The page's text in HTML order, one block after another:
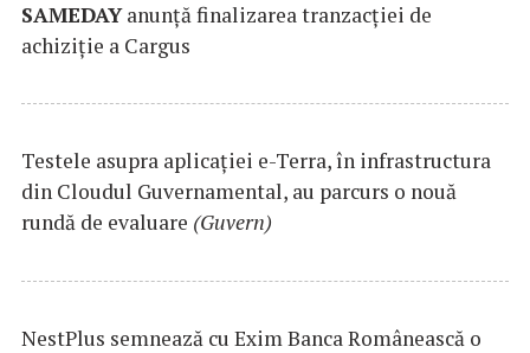
SAMEDAYanunță finalizarea tranzacției de
achiziție a Cargus
Testele asupra aplicaţiei e-Terra, în infrastructura
din Cloudul Guvernamental, au parcurs o nouă
rundă de evaluare (Guvern)
NestPlus semnează cu Exim Banca Românească o